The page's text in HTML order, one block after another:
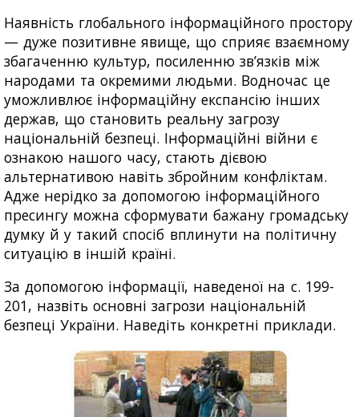
Наявність глобального інформаційного простору
— дуже позитивне явище, що сприяє взаємному
збагаченню культур, посиленню зв’язків між
народами та окремими людьми. Водночас це
уможливлює інформаційну експансію інших
держав, що становить реальну загрозу
національній безпеці. Інформаційні війни є
ознакою нашого часу, стають дієвою
альтернативою навіть збройним конфліктам.
Адже нерідко за допомогою інформаційного
пресингу можна сформувати бажану громадську
думку й у такий спосіб вплинути на політичну
ситуацію в іншій країні.
За допомогою інформації, наведеної на с. 199-
201, назвіть основні загрози національній
безпеці України. Наведіть конкретні приклади.